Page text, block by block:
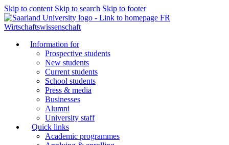
Skip to content Skip to search Skip to footer
FR
Wirtschaftswissenschaft
Information for
Prospective students
New students
Current students
School students
Press & media
Businesses
Alumni
University staff
Quick links
Academic programmes